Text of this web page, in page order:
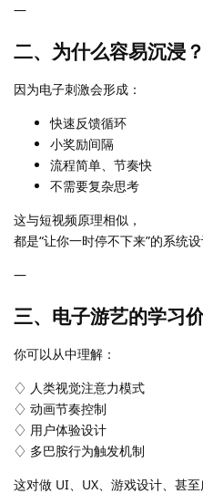
—
二、为什么容易沉浸？
因为电子刺激会形成：
快速反馈循环
小奖励间隔
流程简单、节奏快
不需要复杂思考
这与短视频原理相似，
都是“让你一时停不下来”的系统设
—
三、电子游艺的学习
你可以从中理解：
♢ 人类视觉注意力模式
♢ 动画节奏控制
♢ 用户体验设计
♢ 多巴胺行为触发机制
这对做 UI、UX、游戏设计、甚至